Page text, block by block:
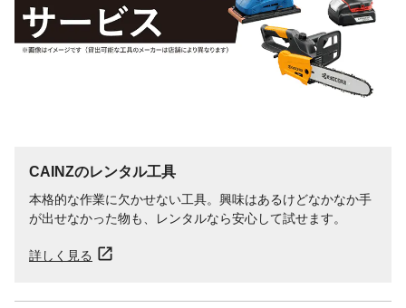
CAINZのレンタル工具
本格的な作業に欠かせない工具。興味はあるけどなかなか手
が出せなかった物も、レンタルなら安心して試せます。
詳しく見る